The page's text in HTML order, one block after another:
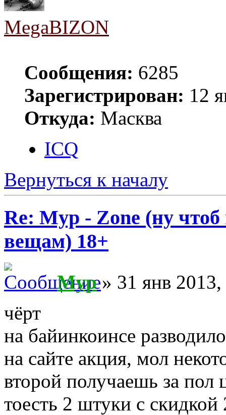
MegaBIZON
Сообщения: 6285
Зарегистрирован: 12
Откуда: Масква
ICQ
Вернуться к началу
Re: Myp - Zone (ну
вещам) 18+
Myp» 31 янв 2013,
чёрт
на байинкоинсе
на сайте акция, мол
второй получаешь за пол
тоесть 2 штуки с скидкой